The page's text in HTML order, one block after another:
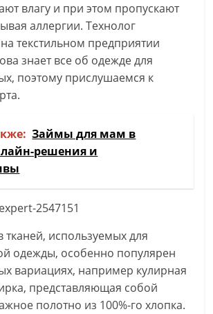
влагу и при этом пропускают
аллергии. Технолог
текстильном предприятии
знает все об одежде для
поэтому прислушаемся к
Займы для мам в
решения и
тканей, используемых для
одежды, особенно популярен
вариациях, например кулирная
представляющая собой
полотно из 100%-го хлопка.